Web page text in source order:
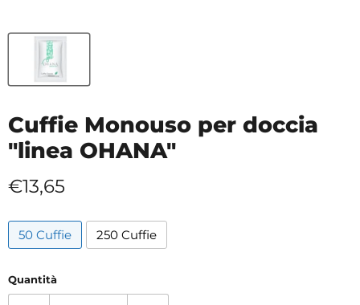
Cuffie Monouso per doccia
"linea OHANA"
Prezzo attuale
€13,65
50 Cuffie 250 Cuffie
Quantità